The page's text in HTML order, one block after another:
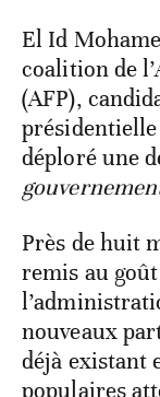
El Id
coalition de
(AFP),
déploré une
Près de huit
remis au
nouveaux
déjà existant
populaires